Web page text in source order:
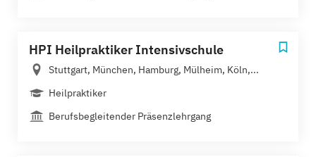
HPI Heilpraktiker Intensivschule
Stuttgart, München, Hamburg, Mülheim, Köln,...
Heilpraktiker
Berufsbegleitender Präsenzlehrgang